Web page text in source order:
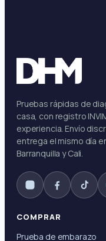
Pruebas rápidas de
casa, con registro
experiencia. Envío
entrega el mismo día
Barranquilla y Cali.
COMPRAR
Prueba de embarazo